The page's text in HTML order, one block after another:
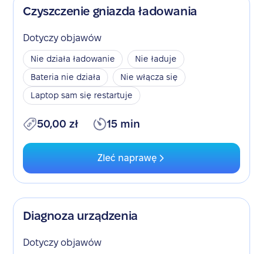
Czyszczenie gniazda ładowania
Dotyczy objawów
Nie działa ładowanie
Nie ładuje
Bateria nie działa
Nie włącza się
Laptop sam się restartuje
50,00 zł 15 min
Zleć naprawę
Diagnoza urządzenia
Dotyczy objawów